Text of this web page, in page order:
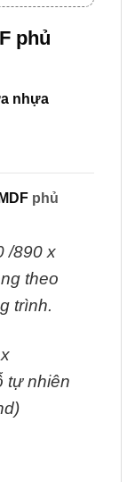
phủ
nhựa
phủ
/890 x
theo
trình.
tự nhiên